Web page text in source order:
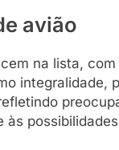
avião
na lista,
integralidade,